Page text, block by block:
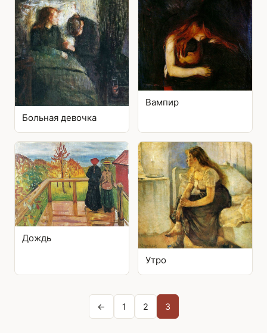
Больная девочка
Вампир
Дождь
Утро
← 1 2 3